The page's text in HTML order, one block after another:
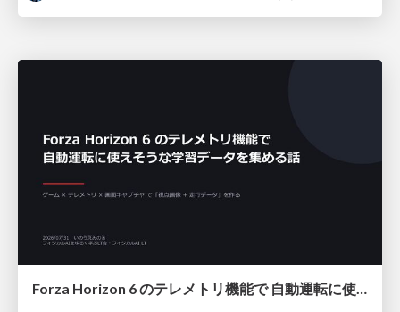
Forza Horizon 6 のテレメトリ機能で 自動運転に使えそうな学習データを集める話